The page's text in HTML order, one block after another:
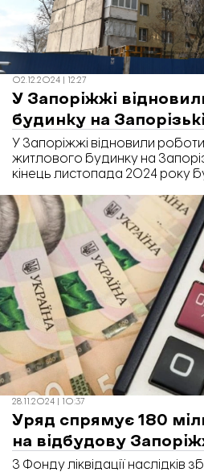
02.12.2024 | 12:27
У Запоріжжі
будинку на
У Запоріжжі відновили
житлового будинку на
кінець листопада 2024 року
під’їзду.
28.11.2024 | 10:37
Уряд спрямує 180
на відбудову
З Фонду ліквідації наслідків